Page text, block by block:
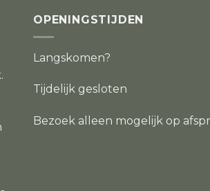
OPENINGSTIJDEN
Langskomen?
Tijdelijk gesloten
Bezoek alleen mogelijk op